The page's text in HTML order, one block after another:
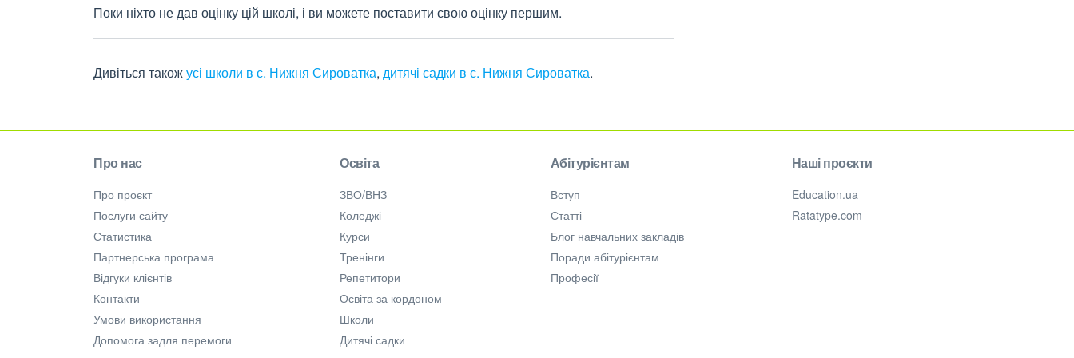
Поки ніхто не дав оцінку цій школі, і ви можете поставити свою оцінку першим.
Дивіться такожусі школи в с. Нижня Сироватка, дитячі садки в с. Нижня Сироватка.
Про нас
Про проєкт
Послуги сайту
Статистика
Партнерська програма
Відгуки клієнтів
Контакти
Умови використання
Допомога задля перемоги
Освіта
ЗВО/ВНЗ
Коледжі
Курси
Тренінги
Репетитори
Освіта за кордоном
Школи
Дитячі садки
Абітурієнтам
Вступ
Статті
Блог навчальних закладів
Поради абітурієнтам
Професії
Наші проєкти
Education.ua
Ratatype.com